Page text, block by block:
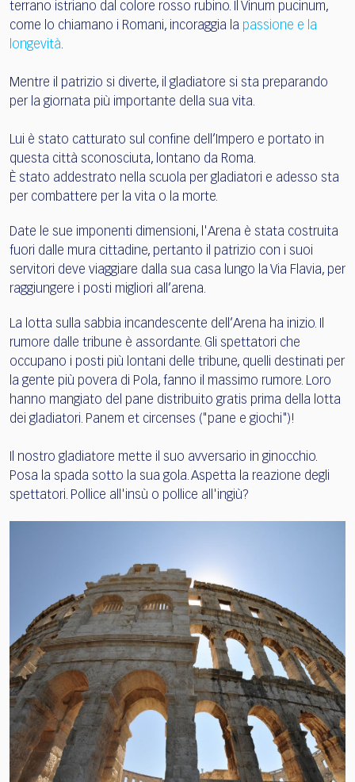
terrano istriano dal colore rosso rubino. Il Vinum pucinum,
come lo chiamano i Romani, incoraggia la passione e la
longevità.
Mentre il patrizio si diverte, il gladiatore si sta preparando
per la giornata più importante della sua vita.
Lui è stato catturato sul confine dell’Impero e portato in
questa città sconosciuta, lontano da Roma.
È stato addestrato nella scuola per gladiatori e adesso sta
per combattere per la vita o la morte.
Date le sue imponenti dimensioni, l'Arena è stata costruita
fuori dalle mura cittadine, pertanto il patrizio con i suoi
servitori deve viaggiare dalla sua casa lungo la Via Flavia, per
raggiungere i posti migliori all’arena.
La lotta sulla sabbia incandescente dell’Arena ha inizio. Il
rumore dalle tribune è assordante. Gli spettatori che
occupano i posti più lontani delle tribune, quelli destinati per
la gente più povera di Pola, fanno il massimo rumore. Loro
hanno mangiato del pane distribuito gratis prima della lotta
dei gladiatori. Panem et circenses ("pane e giochi")!
Il nostro gladiatore mette il suo avversario in ginocchio.
Posa la spada sotto la sua gola. Aspetta la reazione degli
spettatori. Pollice all'insù o pollice all'ingiù?